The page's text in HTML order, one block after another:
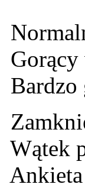
Wątek
Ankieta